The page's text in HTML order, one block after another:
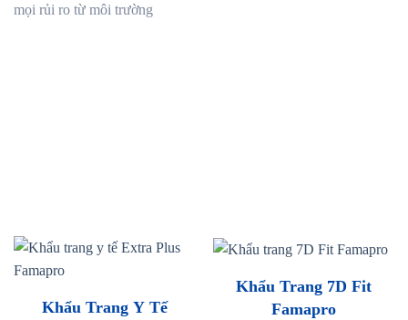
mọi rủi ro từ môi trường
Khẩu Trang Y Tế
Khẩu Trang 7D Fit
Famapro